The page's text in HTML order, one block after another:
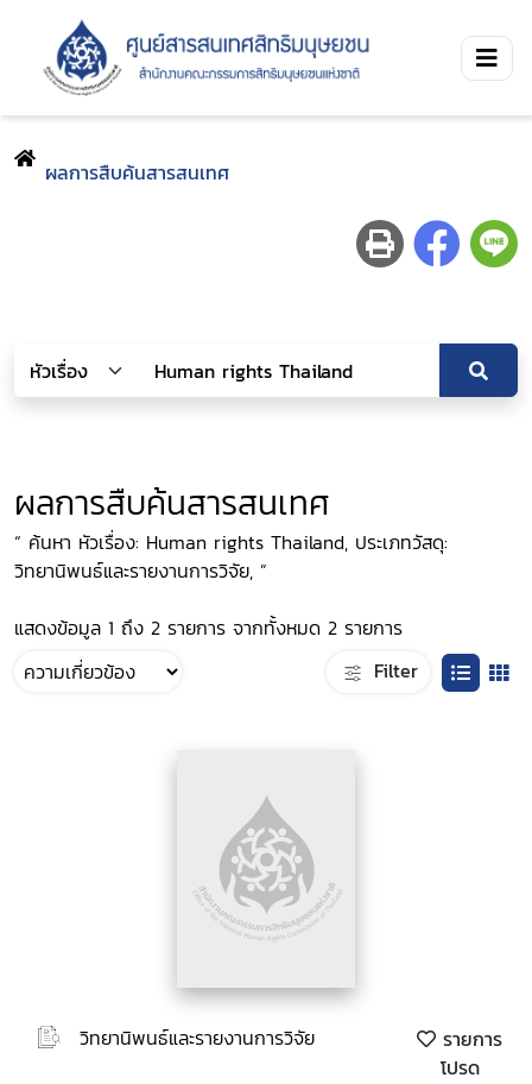
ผลการสืบค้นสารสนเทศ
ผลการสืบค้นสารสนเทศ
“ ค้นหา หัวเรื่อง: Human rights Thailand, ประเภทวัสดุ:
วิทยานิพนธ์และรายงานการวิจัย, ”
แสดงข้อมูล 1 ถึง 2 รายการ จากทั้งหมด 2 รายการ
Filter
วิทยานิพนธ์และรายงานการวิจัย
รายการ
โปรด